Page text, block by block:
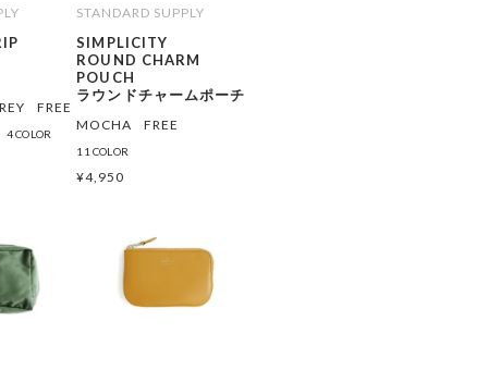
FREE
4 COLOR
STANDARD SUPPLY
SIMPLICITY
ROUND CHARM
POUCH
ラウンドチャームポーチ
MOCHA FREE
11 COLOR
¥4,950